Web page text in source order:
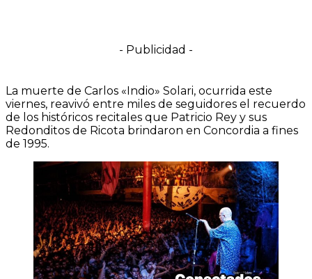
- Publicidad -
La muerte de Carlos «Indio» Solari, ocurrida este
viernes, reavivó entre miles de seguidores el recuerdo
de los históricos recitales que Patricio Rey y sus
Redonditos de Ricota brindaron en Concordia a fines
de 1995.